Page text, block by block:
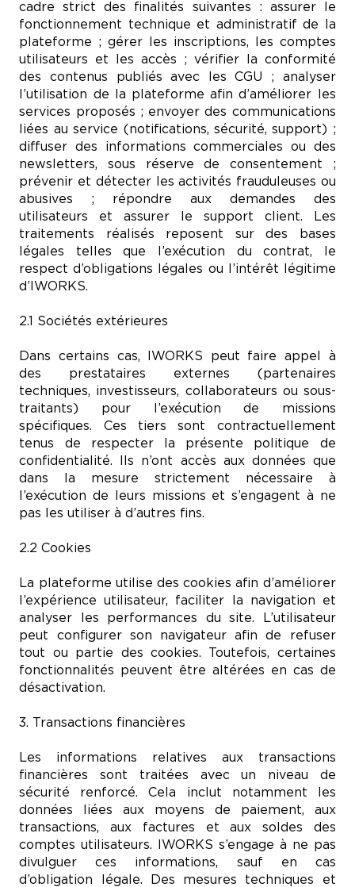
cadre strict des finalités suivantes : assurer le
fonctionnement technique et administratif de la
plateforme ; gérer les inscriptions, les comptes
utilisateurs et les accès ; vérifier la conformité
des contenus publiés avec les CGU ; analyser
l’utilisation de la plateforme afin d’améliorer les
services proposés ; envoyer des communications
liées au service (notifications, sécurité, support) ;
diffuser des informations commerciales ou des
newsletters, sous réserve de consentement ;
prévenir et détecter les activités frauduleuses ou
abusives ; répondre aux demandes des
utilisateurs et assurer le support client. Les
traitements réalisés reposent sur des bases
légales telles que l’exécution du contrat, le
respect d’obligations légales ou l’intérêt légitime
d’IWORKS.
2.1 Sociétés extérieures
Dans certains cas, IWORKS peut faire appel à
des prestataires externes (partenaires
techniques, investisseurs, collaborateurs ou sous-
traitants) pour l’exécution de missions
spécifiques. Ces tiers sont contractuellement
tenus de respecter la présente politique de
confidentialité. Ils n’ont accès aux données que
dans la mesure strictement nécessaire à
l’exécution de leurs missions et s’engagent à ne
pas les utiliser à d’autres fins.
2.2 Cookies
La plateforme utilise des cookies afin d’améliorer
l’expérience utilisateur, faciliter la navigation et
analyser les performances du site. L’utilisateur
peut configurer son navigateur afin de refuser
tout ou partie des cookies. Toutefois, certaines
fonctionnalités peuvent être altérées en cas de
désactivation.
3. Transactions financières
Les informations relatives aux transactions
financières sont traitées avec un niveau de
sécurité renforcé. Cela inclut notamment les
données liées aux moyens de paiement, aux
transactions, aux factures et aux soldes des
comptes utilisateurs. IWORKS s’engage à ne pas
divulguer ces informations, sauf en cas
d’obligation légale. Des mesures techniques et